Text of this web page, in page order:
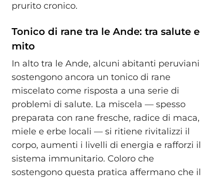
prurito cronico.
Tonico di rane tra le Ande: tra salute e
mito
In alto tra le Ande, alcuni abitanti peruviani
sostengono ancora un tonico di rane
miscelato come risposta a una serie di
problemi di salute. La miscela — spesso
preparata con rane fresche, radice di maca,
miele e erbe locali — si ritiene rivitalizzi il
corpo, aumenti i livelli di energia e rafforzi il
sistema immunitario. Coloro che
sostengono questa pratica affermano che il